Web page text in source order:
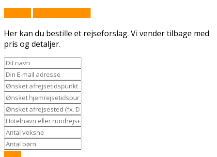
Her kan du bestille et rejseforslag. Vi vender tilbage med
pris og detaljer.